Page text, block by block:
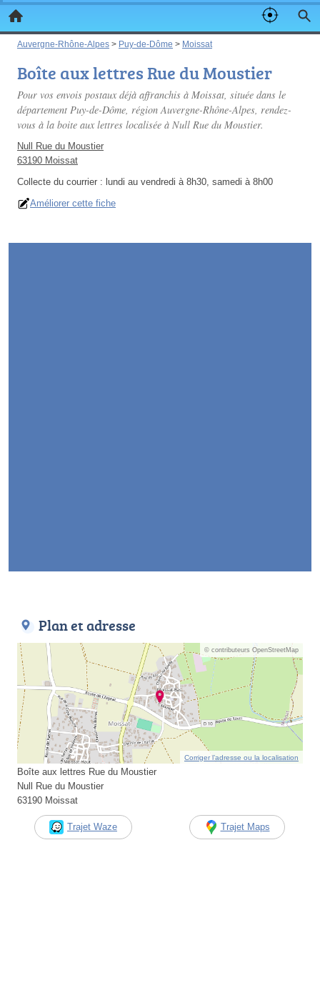
Auvergne-Rhône-Alpes > Puy-de-Dôme > Moissat
Boîte aux lettres Rue du Moustier
Pour vos envois postaux déjà affranchis à Moissat, située dans le
département Puy-de-Dôme, région Auvergne-Rhône-Alpes, rendez-
vous à la boite aux lettres localisée à Null Rue du Moustier.
Null Rue du Moustier
63190 Moissat
Collecte du courrier : lundi au vendredi à 8h30, samedi à 8h00
Améliorer cette fiche
Plan et adresse
© contributeurs OpenStreetMap
Corriger l’adresse ou la localisation
Boîte aux lettres Rue du Moustier
Null Rue du Moustier
63190 Moissat
Trajet Waze Trajet Maps